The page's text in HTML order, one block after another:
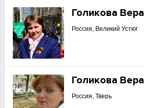
Голикова Вера
Россия, Великий Устюг
Голикова Вера
Россия, Тверь